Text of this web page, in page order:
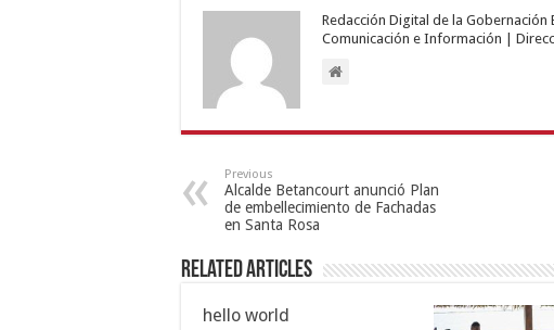
Redacción Digital de la
Comunicación e Información |
Previous
Alcalde Betancourt anunció Plan
de embellecimiento de Fachadas
en Santa Rosa
Related Articles
hello world